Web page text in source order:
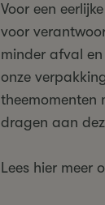
Voor een
voor
minder afval
onze
theemomenten
dragen aan
Lees hier meer